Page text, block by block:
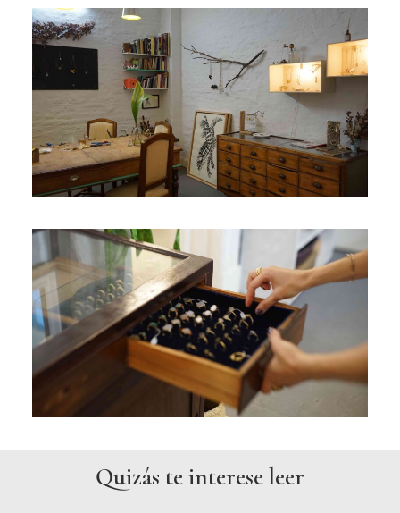
Quizás te interese leer